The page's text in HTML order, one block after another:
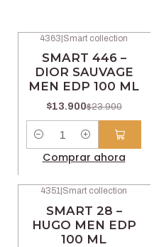
4363 Smart collection
SMART 446 –
DIOR SAUVAGE
MEN EDP 100 ML
$13.900$23.900
Comprar ahora
4351 Smart collection
SMART 28 –
HUGO MEN EDP
100 ML